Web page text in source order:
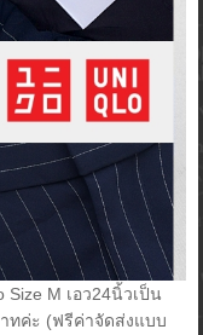
Size M เอว24นิ้วเป็น
ทค่ะ (ฟรีค่าจัดส่งแบบ